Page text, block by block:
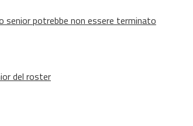
senior potrebbe non essere terminato
del roster